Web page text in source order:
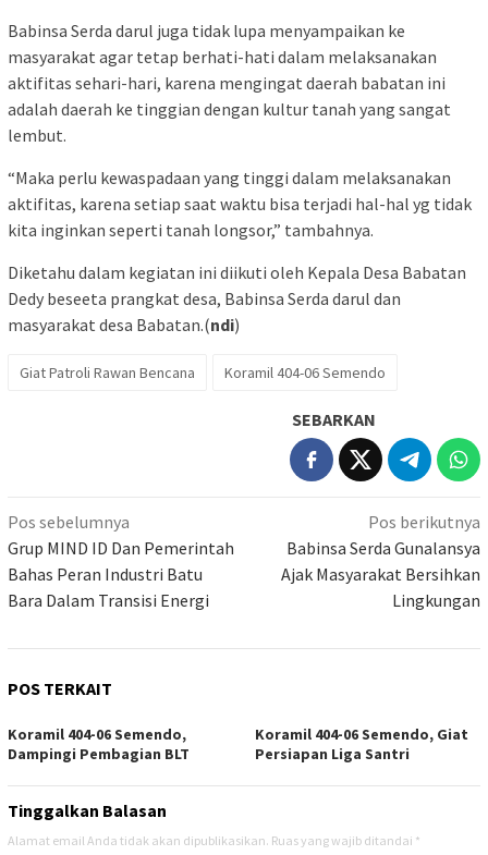
Babinsa Serda darul juga tidak lupa menyampaikan ke
masyarakat agar tetap berhati-hati dalam melaksanakan
aktifitas sehari-hari, karena mengingat daerah babatan ini
adalah daerah ke tinggian dengan kultur tanah yang sangat
lembut.
“Maka perlu kewaspadaan yang tinggi dalam melaksanakan
aktifitas, karena setiap saat waktu bisa terjadi hal-hal yg tidak
kita inginkan seperti tanah longsor,” tambahnya.
Diketahu dalam kegiatan ini diikuti oleh Kepala Desa Babatan
Dedy beseeta prangkat desa, Babinsa Serda darul dan
masyarakat desa Babatan.(ndi)
Giat Patroli Rawan Bencana Koramil 404-06 Semendo
SEBARKAN
Navigasi
pos
Pos sebelumnya
Grup MIND ID Dan Pemerintah
Bahas Peran Industri Batu
Bara Dalam Transisi Energi
Pos berikutnya
Babinsa Serda Gunalansya
Ajak Masyarakat Bersihkan
Lingkungan
POS TERKAIT
Koramil 404-06 Semendo,
Dampingi Pembagian BLT
Koramil 404-06 Semendo, Giat
Persiapan Liga Santri
Tinggalkan Balasan
Alamat email Anda tidak akan dipublikasikan. Ruas yang wajib ditandai *